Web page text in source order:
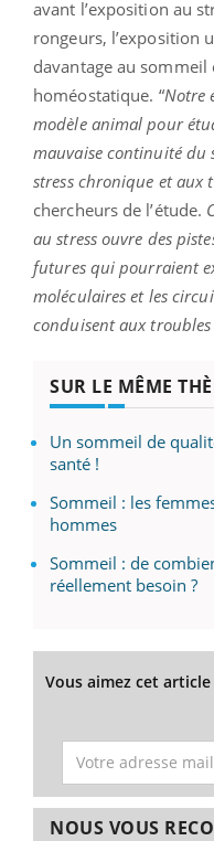
avant l’exposition au
rongeurs, l’exposition
davantage au sommeil
homéostatique. “Notre
modèle animal pour
mauvaise continuité du
stress chronique et aux
chercheurs de l’étude.
au stress ouvre des
futures qui pourraient
moléculaires et les
conduisent aux troubles
SUR LE MÊME
Un sommeil de
santé !
Sommeil : les
hommes
Sommeil : de
réellement besoin ?
Vous aimez cet
NOUS VOUS